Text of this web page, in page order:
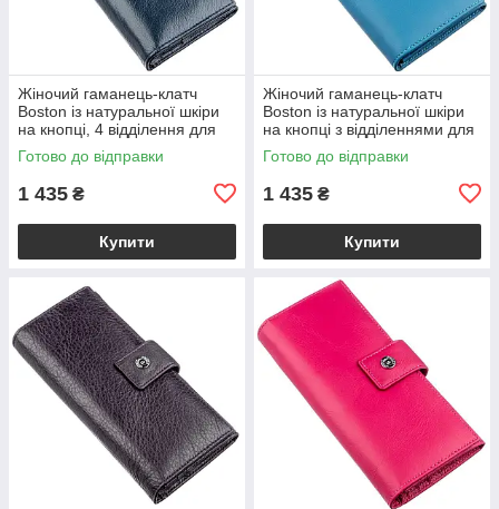
Жіночий гаманець-клатч
Boston із натуральної шкіри
на кнопці, 4 відділення для
купюр і 14 для карток, сіро-
блакитний VL18844
Готово до відправки
1 435 ₴
Купити
Жіночий гаманець-клатч
Boston із натуральної шкіри
на кнопці з відділеннями для
документів, блакитний
VL18845
Готово до відправки
1 435 ₴
Купити